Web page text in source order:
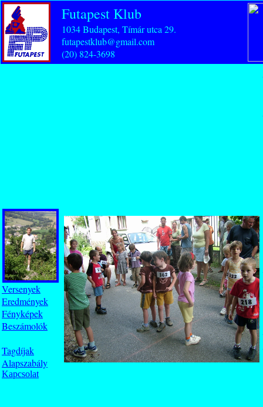
Futapest Klub
1034 Budapest, Tímár utca 29.
futapestklub@gmail.com
(20) 824-3698
Versenyek
Eredmények
Fényképek
Beszámolók
Tagdíjak
Alapszabály
Kapcsolat